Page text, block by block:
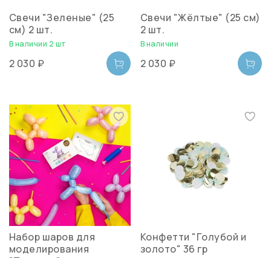
Свечи "Зеленые" (25
см) 2 шт.
В наличии 2 шт
2 030 ₽
Свечи "Жёлтые" (25 см)
2 шт.
В наличии
2 030 ₽
Набор шаров для
моделирования
Конфетти "Голубой и
золото" 36 гр